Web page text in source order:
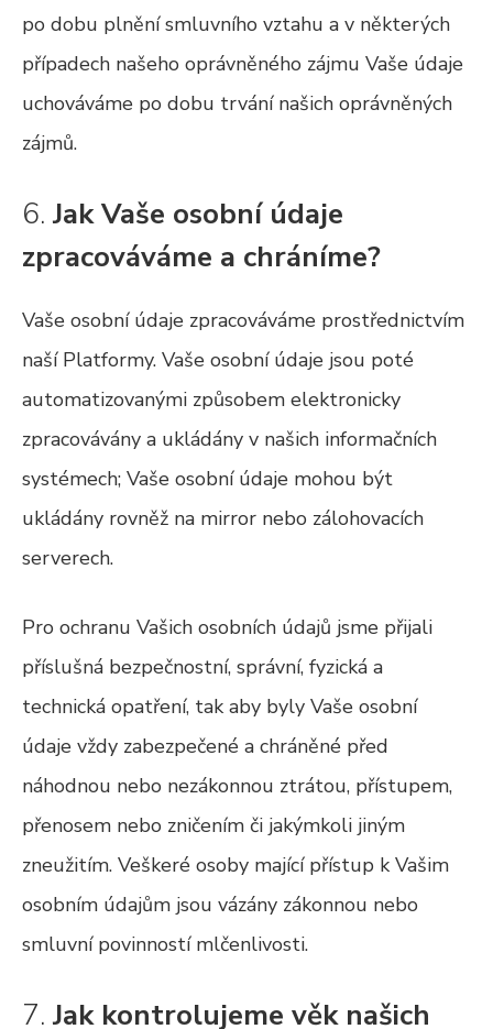
po dobu plnění smluvního vztahu a v některých
případech našeho oprávněného zájmu Vaše údaje
uchováváme po dobu trvání našich oprávněných
zájmů.
6. Jak Vaše osobní údaje
zpracováváme a chráníme?
Vaše osobní údaje zpracováváme prostřednictvím
naší Platformy. Vaše osobní údaje jsou poté
automatizovanými způsobem elektronicky
zpracovávány a ukládány v našich informačních
systémech; Vaše osobní údaje mohou být
ukládány rovněž na mirror nebo zálohovacích
serverech.
Pro ochranu Vašich osobních údajů jsme přijali
příslušná bezpečnostní, správní, fyzická a
technická opatření, tak aby byly Vaše osobní
údaje vždy zabezpečené a chráněné před
náhodnou nebo nezákonnou ztrátou, přístupem,
přenosem nebo zničením či jakýmkoli jiným
zneužitím. Veškeré osoby mající přístup k Vašim
osobním údajům jsou vázány zákonnou nebo
smluvní povinností mlčenlivosti.
7. Jak kontrolujeme věk našich